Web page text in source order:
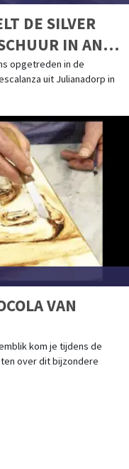
DE SILVER
IN ANNA
opgetreden in de
uit Julianadorp in
VAN
kom je tijdens de
over dit bijzondere